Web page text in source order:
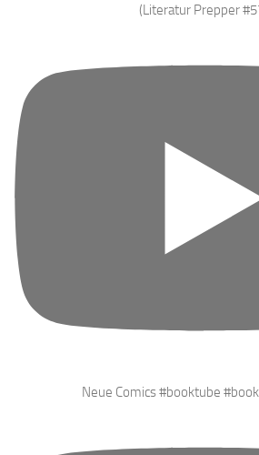
(Literatur Prepper
Neue Comics #booktube